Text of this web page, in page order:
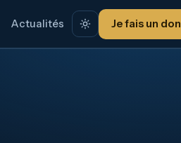
Actualités Je fais un don